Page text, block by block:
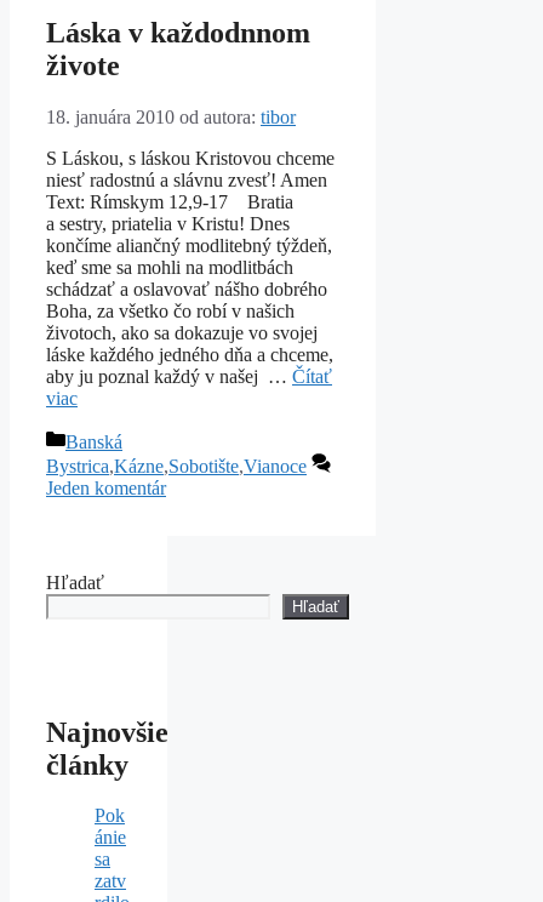
Láska v každodnnom
živote
18. januára 2010 od autora: tibor
S Láskou, s láskou Kristovou chceme
niesť radostnú a slávnu zvesť! Amen
Text: Rímskym 12,9-17 Bratia
a sestry, priatelia v Kristu! Dnes
končíme aliančný modlitebný týždeň,
keď sme sa mohli na modlitbách
schádzať a oslavovať nášho dobrého
Boha, za všetko čo robí v našich
životoch, ako sa dokazuje vo svojej
láske každého jedného dňa a chceme,
aby ju poznal každý v našej … Čítať
viac
Kategórie
Banská
Bystrica,Kázne,Sobotište,Vianoce
Jeden komentár
Hľadať
Hľadať
Najnovšie
články
Pok
ánie
sa
zatv